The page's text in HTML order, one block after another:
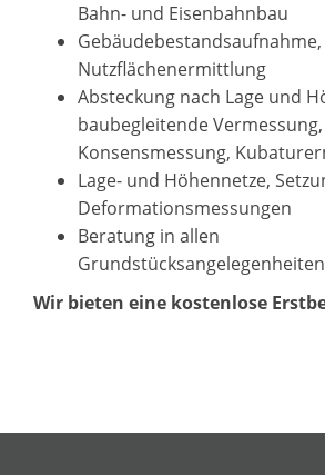
Bahn- und Eisenbahnbau
Gebäudebestandsaufnahme,
Nutzflächenermittlung
Absteckung nach Lage und
baubegleitende Vermessung,
Konsensmessung,
Lage- und Höhennetze,
Deformationsmessungen
Beratung in allen
Grundstücksangelegenheiten
Wir bieten eine kostenlose